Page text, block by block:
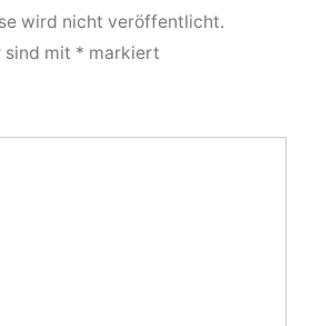
wird nicht veröffentlicht.
sind mit * markiert